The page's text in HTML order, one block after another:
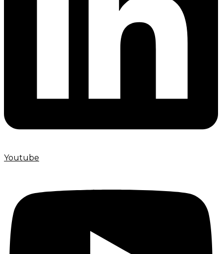
Youtube